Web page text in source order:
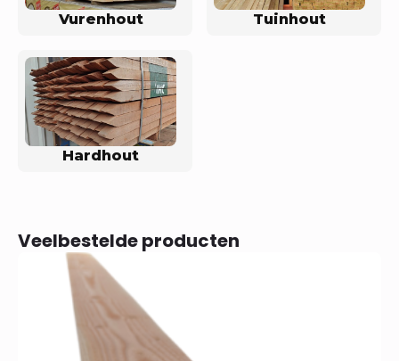
Vurenhout Tuinhout
Hardhout
Veelbestelde producten